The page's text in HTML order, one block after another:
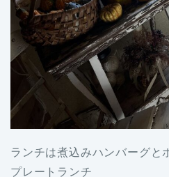
ランチは煮込みハンバーグと
プレートランチ